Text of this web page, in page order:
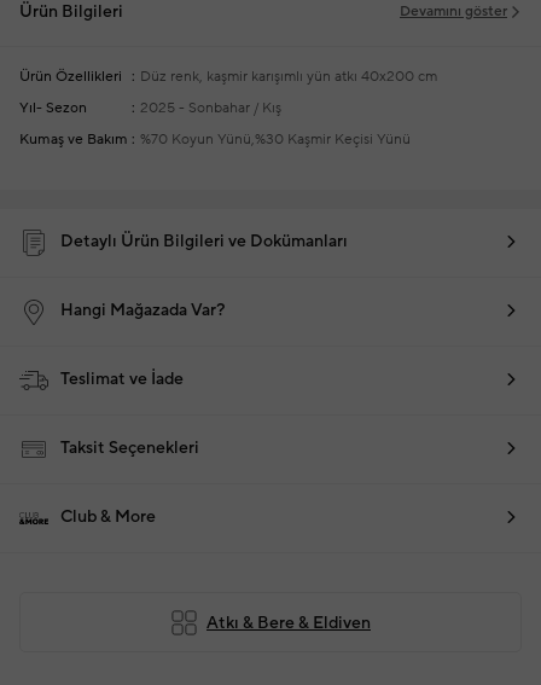
Ürün Bilgileri Devamını göster
Ürün Özellikleri Düz renk, kaşmir karışımlı yün atkı 40x200 cm
Yıl- Sezon
2025 - Sonbahar / Kış
Kumaş ve Bakım
%70 Koyun Yünü,%30 Kaşmir Keçisi Yünü
Detaylı Ürün Bilgileri ve Dokümanları
Hangi Mağazada Var?
Teslimat ve İade
Taksit Seçenekleri
Club & More
Atkı & Bere & Eldiven